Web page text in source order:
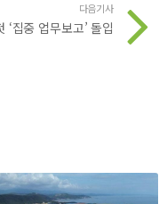
다음기사
집중 업무보고’ 돌입